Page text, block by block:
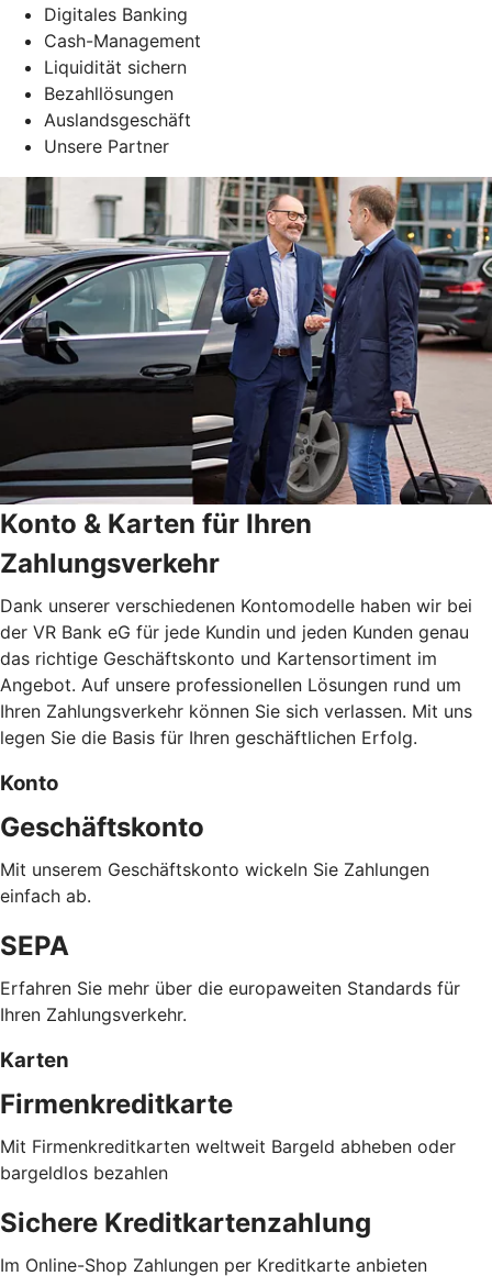
Digitales Banking
Cash-Management
Liquidität sichern
Bezahllösungen
Auslandsgeschäft
Unsere Partner
Konto & Karten für Ihren
Zahlungsverkehr
Dank unserer verschiedenen Kontomodelle haben wir bei
der VR Bank eG für jede Kundin und jeden Kunden genau
das richtige Geschäftskonto und Kartensortiment im
Angebot. Auf unsere professionellen Lösungen rund um
Ihren Zahlungsverkehr können Sie sich verlassen. Mit uns
legen Sie die Basis für Ihren geschäftlichen Erfolg.
Konto
Geschäftskonto
Mit unserem Geschäftskonto wickeln Sie Zahlungen
einfach ab.
SEPA
Erfahren Sie mehr über die europaweiten Standards für
Ihren Zahlungsverkehr.
Karten
Firmenkreditkarte
Mit Firmenkreditkarten weltweit Bargeld abheben oder
bargeldlos bezahlen
Sichere Kreditkartenzahlung
Im Online-Shop Zahlungen per Kreditkarte anbieten